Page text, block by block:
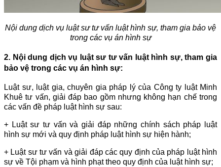
Nội dung dịch vụ luật sư tư vấn luật hình sự, tham gia bảo vệ
trong các vụ án hình sự
2. Nội dung dịch vụ luật sư tư vấn luật hình sự, tham gia
bảo vệ trong các vụ án hình sự:
Luật sư, luật gia, chuyên gia pháp lý của Công ty luật Minh
Khuê tư vấn, giải đáp bao gồm nhưng không hạn chế trong
các vấn đề pháp luật hình sự sau:
+ Luật sư tư vấn và giải đáp những chính sách pháp luật
hình sự mới và quy định pháp luật hình sự hiện hành;
+ Luật sư tư vấn và giải đáp các quy định của pháp luật hình
sự về Tội phạm và hình phạt theo quy định của luật hình sự;